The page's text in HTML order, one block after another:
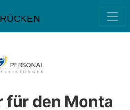
für den Monta